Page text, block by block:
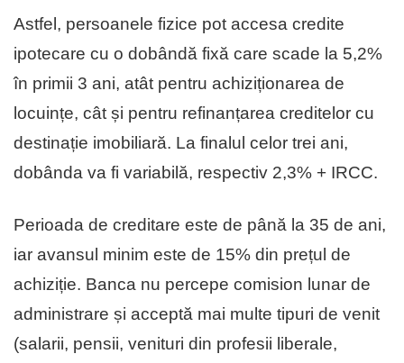
Astfel, persoanele fizice pot accesa credite
ipotecare cu o dobândă fixă care scade la 5,2%
în primii 3 ani, atât pentru achiziționarea de
locuințe, cât și pentru refinanțarea creditelor cu
destinație imobiliară. La finalul celor trei ani,
dobânda va fi variabilă, respectiv 2,3% + IRCC.
Perioada de creditare este de până la 35 de ani,
iar avansul minim este de 15% din prețul de
achiziție. Banca nu percepe comision lunar de
administrare și acceptă mai multe tipuri de venit
(salarii, pensii, venituri din profesii liberale,